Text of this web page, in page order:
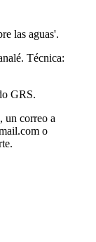
las aguas'.
Técnica:
GRS.
un correo a
o